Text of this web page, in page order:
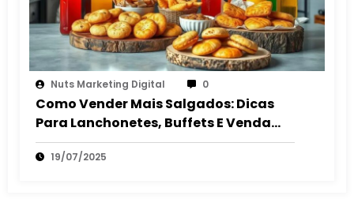
Nuts Marketing Digital 0
Como Vender Mais Salgados: Dicas
Para Lanchonetes, Buffets E Venda
Autônoma
19/07/2025